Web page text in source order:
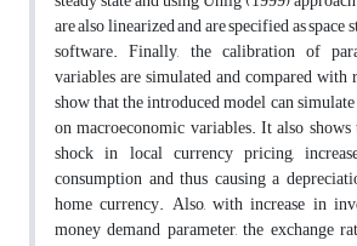
are also linearized and are specified as
software. Finally, the calibration of
variables are simulated and compared with
show that the introduced model can
on macroeconomic variables. It also
shock in local currency pricing,
consumption and thus causing a
home currency. Also, with increase in
money demand parameter, the exchange